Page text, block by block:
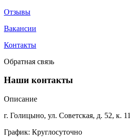
Отзывы
Вакансии
Контакты
Обратная связь
Наши контакты
Описание
г. Голицыно, ул. Советская, д. 52, к. 11
График: Круглосуточно